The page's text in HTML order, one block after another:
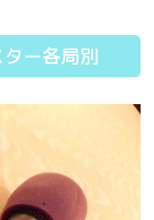
ー各局別